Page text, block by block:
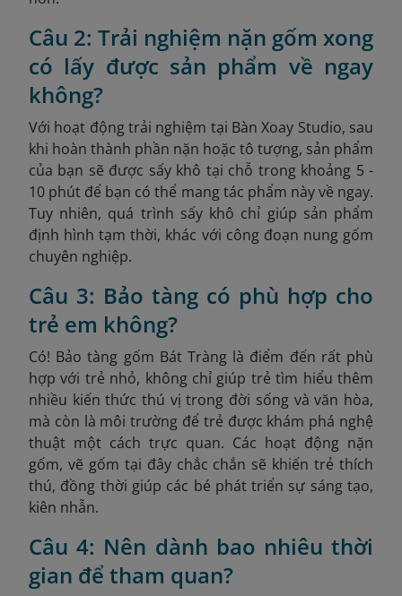
Câu 2: Trải nghiệm nặn gốm xong
có lấy được sản phẩm về ngay
không?
Với hoạt động trải nghiệm tại Bàn Xoay Studio, sau
khi hoàn thành phần nặn hoặc tô tượng, sản phẩm
của bạn sẽ được sấy khô tại chỗ trong khoảng 5 -
10 phút để bạn có thể mang tác phẩm này về ngay.
Tuy nhiên, quá trình sấy khô chỉ giúp sản phẩm
định hình tạm thời, khác với công đoạn nung gốm
chuyên nghiệp.
Câu 3: Bảo tàng có phù hợp cho
trẻ em không?
Có! Bảo tàng gốm Bát Tràng là điểm đến rất phù
hợp với trẻ nhỏ, không chỉ giúp trẻ tìm hiểu thêm
nhiều kiến thức thú vị trong đời sống và văn hòa,
mà còn là môi trường để trẻ được khám phá nghệ
thuật một cách trực quan. Các hoạt động nặn
gốm, vẽ gốm tại đây chắc chắn sẽ khiến trẻ thích
thú, đồng thời giúp các bé phát triển sự sáng tạo,
kiên nhẫn.
Câu 4: Nên dành bao nhiêu thời
gian để tham quan?